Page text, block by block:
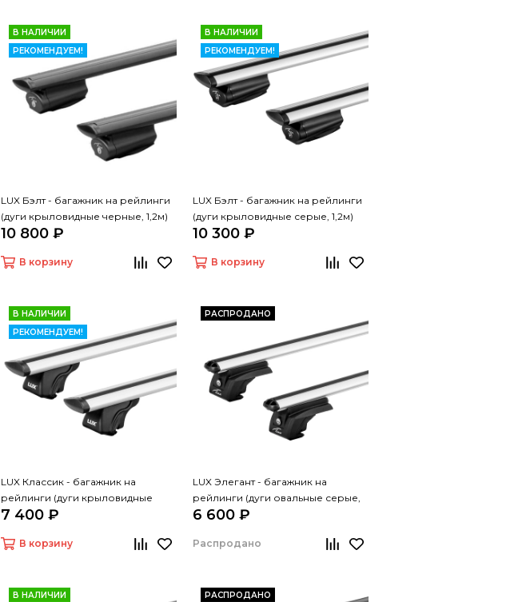
В НАЛИЧИИ
РЕКОМЕНДУЕМ!
LUX Бэлт - багажник на рейлинги
(дуги крыловидные черные, 1,2м)
10 800 ₽
В корзину
В НАЛИЧИИ
РЕКОМЕНДУЕМ!
LUX Бэлт - багажник на рейлинги
(дуги крыловидные серые, 1,2м)
10 300 ₽
В корзину
В НАЛИЧИИ
РЕКОМЕНДУЕМ!
LUX Классик - багажник на
рейлинги (дуги крыловидные
серые, 1,2м)
7 400 ₽
В корзину
РАСПРОДАНО
LUX Элегант - багажник на
рейлинги (дуги овальные серые,
1,2м)
6 600 ₽
Распродано
В НАЛИЧИИ РАСПРОДАНО